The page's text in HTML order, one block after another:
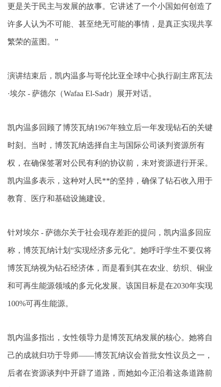
更是关于民主与发展的故事。它讲述了一个小国如何创造了
许多人认为不可能、甚至绝无可能的事情，是真正实现共享
繁荣的蓝图。”
演讲结束后，凯内温多与哥伦比亚全球中心执行副主席瓦法
·埃尔 - 萨德尔（Wafaa El-Sadr）展开对话。
凯内温多回顾了博茨瓦纳1967年独立后一年发现钻石的关键
时刻。当时，博茨瓦纳选择自主与国际公司谈判资源所有
权，在确保签署对公民有利的协议前，未对资源进行开采。
凯内温多表示，这种对人民**的坚持，确保了钻石收入用于
教育、医疗和基础设施建设。
针对埃尔 - 萨德尔关于社会现存差距的提问，凯内温多回应
称，博茨瓦纳计划“实现经济多元化”。她呼吁学生不要仅将
博茨瓦纳视为钻石经济体，而是看到其在农业、纺织、铜业
和可再生能源领域的多元化发展。该国目标是在2030年实现
100%可再生能源。
凯内温多指出，女性领导力是博茨瓦纳发展的核心。她将自
己的成就归功于导师——博茨瓦纳议会首批女性议员之一，
后者在资源谈判中开辟了道路，而她如今正沿着这条道路前